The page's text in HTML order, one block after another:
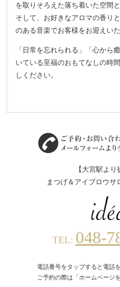
を取りそろえた落ち着いた空間
そして、お好きなアロマの香り
のある音楽でお客様をお迎えいた
「日常を忘れられる」「心から
いている至福のおもてなしの時
しください。
【大宮駅より
まつげ＆アイブロウサ
TEL: 048-
電話番号をタップすると電話
ご予約の際は「ホームページ